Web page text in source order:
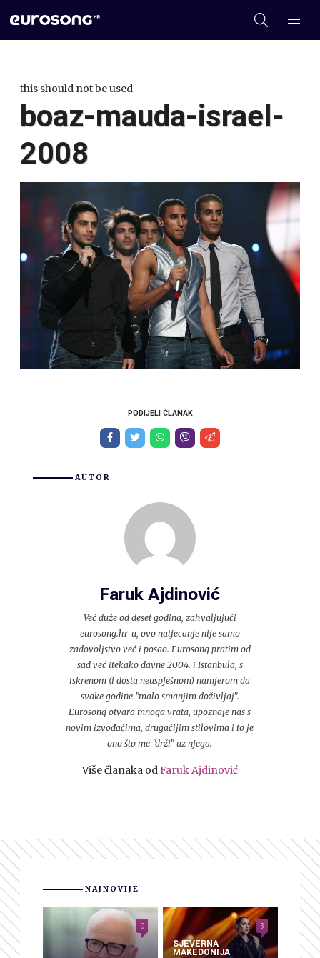
this should not be used
boaz-mauda-israel-
2008
PODIJELI ČLANAK
AUTOR
Faruk Ajdinović
Već duže od deset godina, zahvaljujući
eurosong.hr-u, ovo natjecanje nije samo
zadovoljstvo već i posao. Eurosong pratim od
sad već itekako davne 2004. i Istanbula, s
iskrenom (i dosta neuspješnom) namjerom da
svake godine "malo smanjim doživljaj".
Eurosong otvara mnoga vrata, upoznaje nas s
novim izvođačima, drugačijim stilovima i to je
ono što me "drži" uz njega.
Više članaka odFaruk Ajdinović
NAJNOVIJE
0
SJEVERNA
MAKEDONIJA
3